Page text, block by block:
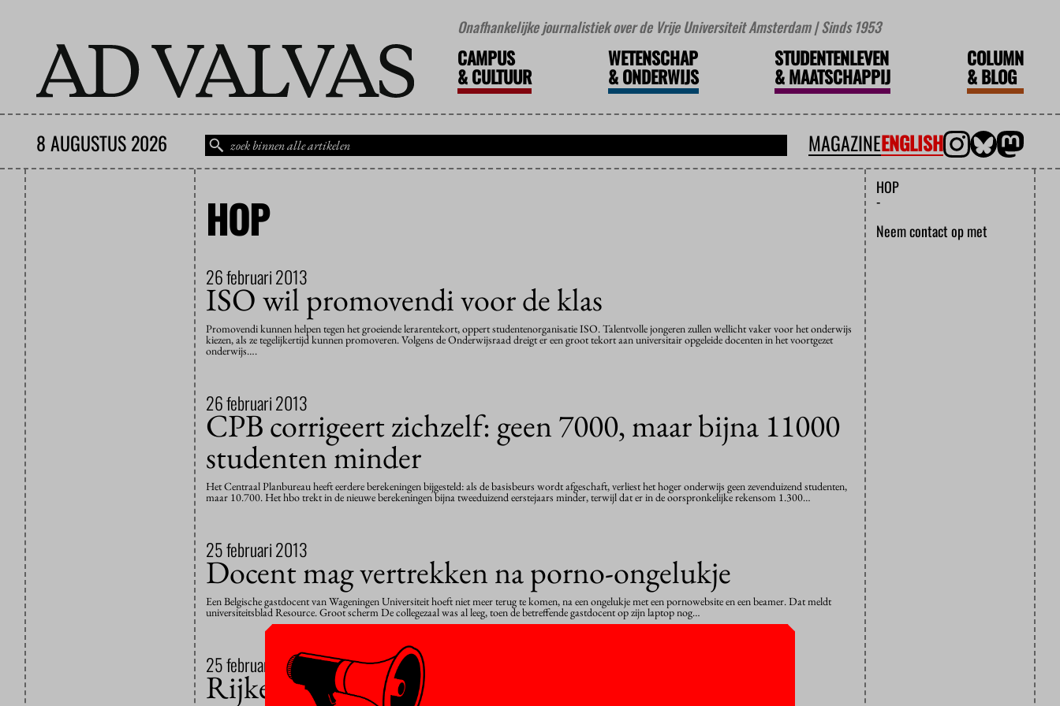
Onafhankelijke journalistiek over de Vrije Universiteit Amsterdam | Sinds 1953
CAMPUS
&CULTUUR
WETENSCHAP
&ONDERWIJS
STUDENTENLEVEN
&MAATSCHAPPIJ
COLUMN
&BLOG
8 AUGUSTUS 2026 MAGAZINEENGLISH
HOP
26 februari 2013
ISO wil promovendi voor de klas
Promovendi kunnen helpen tegen het groeiende lerarentekort, oppert studentenorganisatie ISO. Talentvolle jongeren zullen wellicht vaker voor het onderwijs
kiezen, als ze tegelijkertijd kunnen promoveren. Volgens de Onderwijsraad dreigt er een groot tekort aan universitair opgeleide docenten in het voortgezet
onderwijs….
26 februari 2013
CPB corrigeert zichzelf: geen 7000, maar bijna 11000
studenten minder
Het Centraal Planbureau heeft eerdere berekeningen bijgesteld: als de basisbeurs wordt afgeschaft, verliest het hoger onderwijs geen zevenduizend studenten,
maar 10.700. Het hbo trekt in de nieuwe berekeningen bijna tweeduizend eerstejaars minder, terwijl dat er in de oorspronkelijke rekensom 1.300…
25 februari 2013
Docent mag vertrekken na porno-ongelukje
Een Belgische gastdocent van Wageningen Universiteit hoeft niet meer terug te komen, na een ongelukje met een pornowebsite en een beamer. Dat meldt
universiteitsblad Resource. Groot scherm De collegezaal was al leeg, toen de betreffende gastdocent op zijn laptop nog…
25 februari 2013
Rijke kinderen studeren vaker
HOP
-
Neem contact op met